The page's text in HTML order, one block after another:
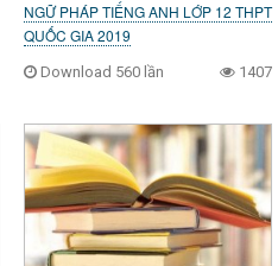
NGỮ PHÁP TIẾNG ANH LỚP 12 THPT
QUỐC GIA 2019
Download 560 lần 1407